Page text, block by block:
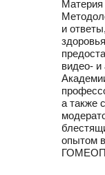
Материя
и
видео-
а также
опытом